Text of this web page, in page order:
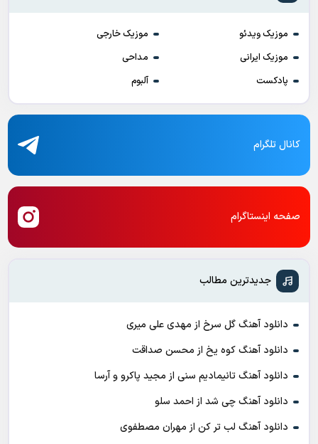
موزیک ویدئو
موزیک خارجی
موزیک ایرانی
مداحی
پادکست
آلبوم
کانال تلگرام
صفحه اینستاگرام
جدیدترین مطالب
دانلود آهنگ گل سرخ از مهدی علی میری
دانلود آهنگ کوه یخ از محسن صداقت
دانلود آهنگ تانیمادیم سنی از مجید پاکرو و آرسا
دانلود آهنگ چی شد از احمد سلو
دانلود آهنگ لب تر کن از مهران مصطفوی